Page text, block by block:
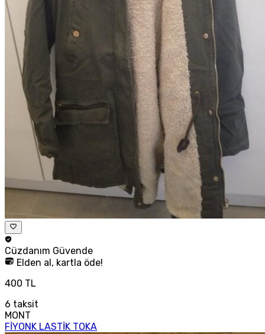
Cüzdanım Güvende
Elden al, kartla öde!
400 TL
6 taksit
MONT
FİYONK LASTİK TOKA